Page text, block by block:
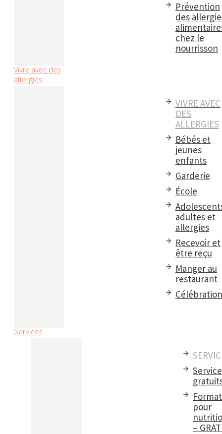
Prévention
des
chez le
nourrisson
Vivre avec des
allergies
VIVRE AVEC
DES
ALLERGIES
Bébés et
jeunes
enfants
Garderie
École
adultes et
allergies
Recevoir et
être reçu
Manger au
restaurant
Services
pour
–